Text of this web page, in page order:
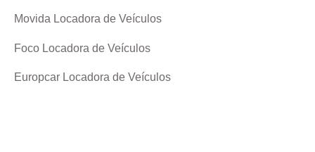
Movida Locadora de Veículos
Foco Locadora de Veículos
Europcar Locadora de Veículos